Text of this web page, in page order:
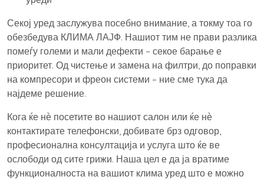
Секој уред заслужува посебно внимание, а токму тоа го
обезбедува КЛИМА ЛАЈФ. Нашиот тим не прави разлика
помеѓу големи и мали дефекти – секое барање е
приоритет. Од чистење и замена на филтри, до поправки
на компресори и фреон системи – ние сме тука да
најдеме решение.
Кога ќе нѐ посетите во нашиот салон или ќе нѐ
контактирате телефонски, добивате брз одговор,
професионална консултација и услуга што ќе ве
ослободи од сите грижи. Наша цел е да ја вратиме
функционалноста на вашиот клима уред што е можно